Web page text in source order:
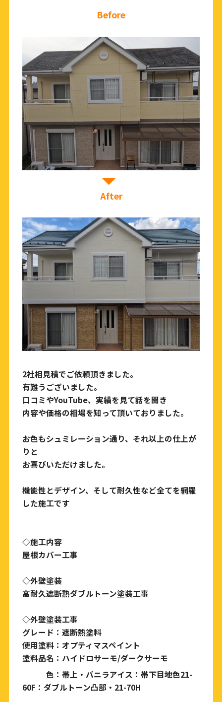
Before
After
2社相見積でご依頼頂きました。
有難うございました。
口コミやYouTube、実績を見て話を聞き
内容や価格の相場を知って頂いておりました。
お色もシュミレーション通り、それ以上の仕上が
りと
お喜びいただけました。
機能性とデザイン、そして耐久性など全てを網羅
した施工です
◇施工内容
屋根カバー工事
◇外壁塗装
高耐久遮断熱ダブルトーン塗装工事
◇外壁塗装工事
グレード：遮断熱塗料
使用塗料：オプティマスペイント
塗料品名：ハイドロサーモ/ダークサーモ
色：帯上・バニラアイス：帯下目地色21-
60F ：ダブルトーン凸部・21-70H